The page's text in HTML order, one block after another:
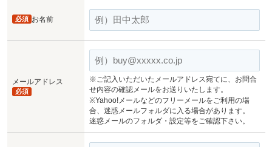
お名前
必須
メールアドレス
必須
※ご記入いただいたメールアドレス宛てに、お問合
せ内容の確認メールをお送りいたします。
※Yahoo!メールなどのフリーメールをご利用の場
合、迷惑メールフォルダに入る場合があります。
迷惑メールのフォルダ・設定等をご確認下さい。